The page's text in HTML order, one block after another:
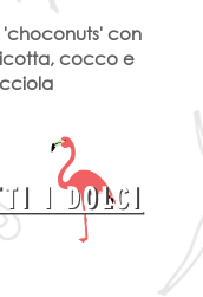
con
cocco e
I DOLCI